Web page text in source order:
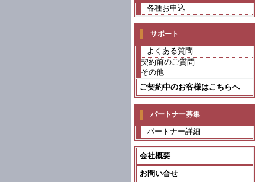
各種お申込
サポート
よくある質問
契約前のご質問
その他
ご契約中のお客様はこちらへ
パートナー募集
パートナー詳細
会社概要
お問い合せ